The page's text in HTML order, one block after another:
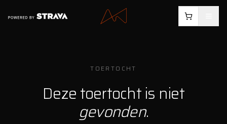
TOERTOCHT
Deze toertocht is niet
gevonden.